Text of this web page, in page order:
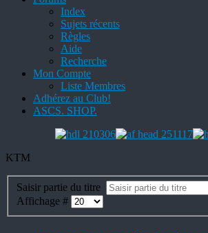
Index
Sujets récents
Règles
Aide
Recherche
Mon Compte
Liste Membres
Adhérez au Club!
ASCS. SHOP.
KTM
Saisir partie du titre
Affichage #